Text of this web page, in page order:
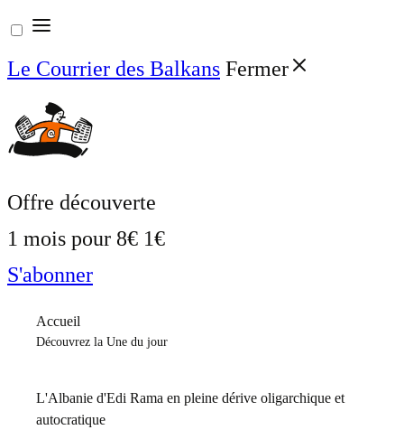
Aller
au
contenu
Le Courrier des Balkans Fermer
Offre découverte
1 mois pour 8€ 1€
S'abonner
Accueil
Découvrez la Une du jour
L'Albanie d'Edi Rama en pleine dérive oligarchique et
autocratique